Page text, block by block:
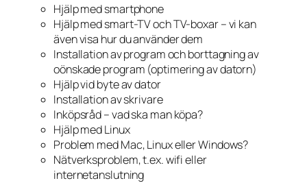
Hjälp med smartphone
Hjälp med smart-TV och TV-boxar – vi kan
även visa hur du använder dem
Installation av program och borttagning av
oönskade program (optimering av datorn)
Hjälp vid byte av dator
Installation av skrivare
Inköpsråd – vad ska man köpa?
Hjälp med Linux
Problem med Mac, Linux eller Windows?
Nätverksproblem, t.ex. wifi eller
internetanslutning